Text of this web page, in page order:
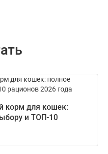
корм для кошек:
и ТОП-10